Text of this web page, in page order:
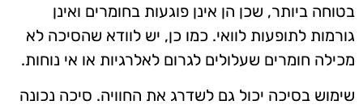
בטוחה ביותר, שכן הן אינן פוגעות בחומרים ואינן
גורמות לתופעות לוואי. כמו כן, יש לוודא שהסיכה לא
מכילה חומרים שעלולים לגרום לאלרגיות או אי נוחות.
שימוש בסיכה יכול גם לשדרג את החוויה. סיכה נכונה